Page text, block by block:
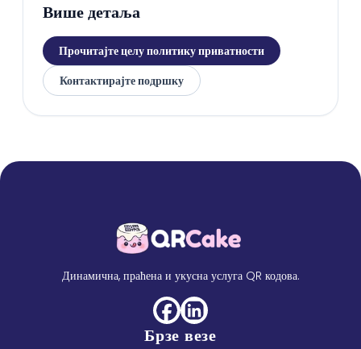
Више детаља
Прочитајте целу политику приватности
Контактирајте подршку
Динамична, праћена и укусна услуга QR кодова.
Брзе везе